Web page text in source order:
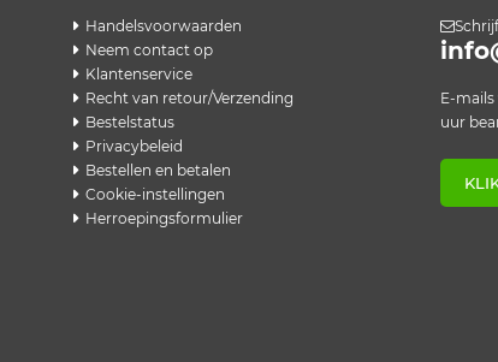
Handelsvoorwaarden
Neem contact op
Klantenservice
Recht van retour/Verzending
Bestelstatus
Privacybeleid
Bestellen en betalen
Cookie-instellingen
Herroepingsformulier
E-
uur